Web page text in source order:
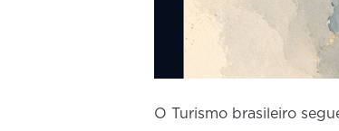
O Turismo brasileiro